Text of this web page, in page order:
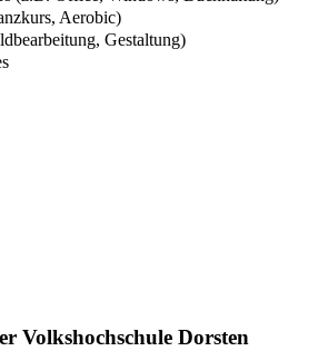
Aerobic)
Gestaltung)
Volkshochschule Dorsten